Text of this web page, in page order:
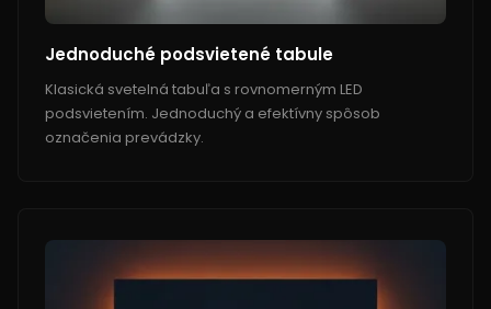
Jednoduché podsvietené tabule
Klasická svetelná tabuľa s rovnomerným LED
podsvietením. Jednoduchý a efektívny spôsob
označenia prevádzky.